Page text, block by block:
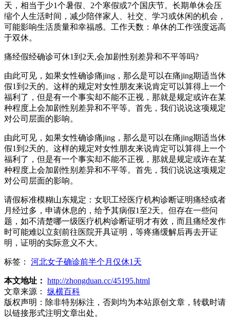
天，相当于少1个暑假、2个寒假或7个国庆节。长期单休会压
缩个人生活时间，减少陪伴家人、社交、学习或休闲的机会，
可能影响生活质量和幸福感。工作天数：单休的工作强度远高
于双休。
痛经假经确诊可休1到2天,会加剧性别差异和不平等吗?
由此可见，如果女性确诊痛jing，那么是可以在痛jing期适当休
假1到2天的。这样的规定对女性朋友来说肯定可以算得上一个
福利了，但是有一个事实却不能不正视，那就是规定或许在某
种程度上会加剧性别差异和不平等。首先，我们说说这项规定
对公司层面的影响。
由此可见，如果女性确诊痛jing，那么是可以在痛jing期适当休
假1到2天的。这样的规定对女性朋友来说肯定可以算得上一个
福利了，但是有一个事实却不能不正视，那就是规定或许在某
种程度上会加剧性别差异和不平等。首先，我们说说这项规定
对公司层面的影响。
请假标准模糊山东规定：女职工经医疗机构诊断证明痛经或者
月经过多，申请休息的，给予其病假1至2天。但存在一些问
题，如不清楚哪一级医疗机构诊断证明才有效，而且痛经发作
时可能难以立刻前往医院开具证明，等疼痛缓解后再去开证
明，证明的实际意义不大。
标签： 河北女子确诊前半个月仅休1天
本文地址： http://zhongduan.cc/45195.html
文章来源：
纵横百科
版权声明： 除非特别标注，否则均为本站原创文章，转载时请
以链接形式注明文章出处。